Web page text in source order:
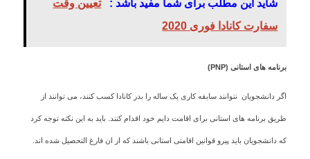
شاید این مطلب برای شما مفید باشد :
تعیین وقت
سفارت کانادا فوری 2020
برنامه های استانی (PNP)
اگر دانشجویان نتوانند سابقه کاری یک ساله را بدر کانادا کسب کنند، می توانند از
طریق برنامه های استانی برای اقامت دایم خود اقدام کنند. باید به این نکته توجه کرد
که دانشجویان باید پیرو قوانین اقامتی استانی باشند که از ان فارغ التحصیل شده اند.